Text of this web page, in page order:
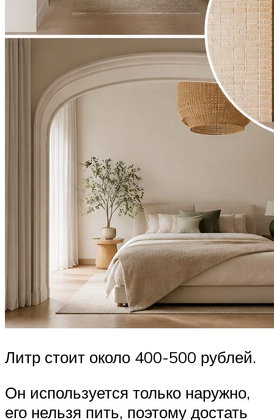
Литр стоит около 400-500 рублей.
Он используется только наружно,
его нельзя пить, поэтому достать